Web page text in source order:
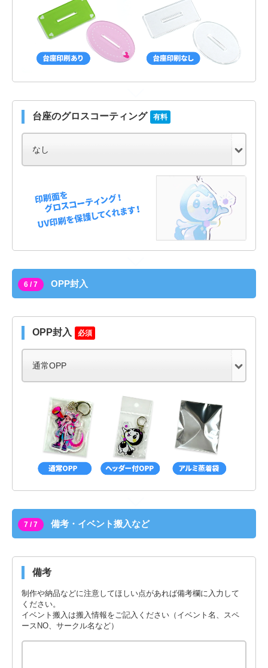
台座のグロスコーティング 有料
6 / 7 OPP封入
OPP封入 必須
7 / 7 備考・イベント搬入など
備考
制作や納品などに注意してほしい点があれば備考欄に入力して
ください。
イベント搬入は搬入情報をご記入ください（イベント名、スペ
ースNO、サークル名など）